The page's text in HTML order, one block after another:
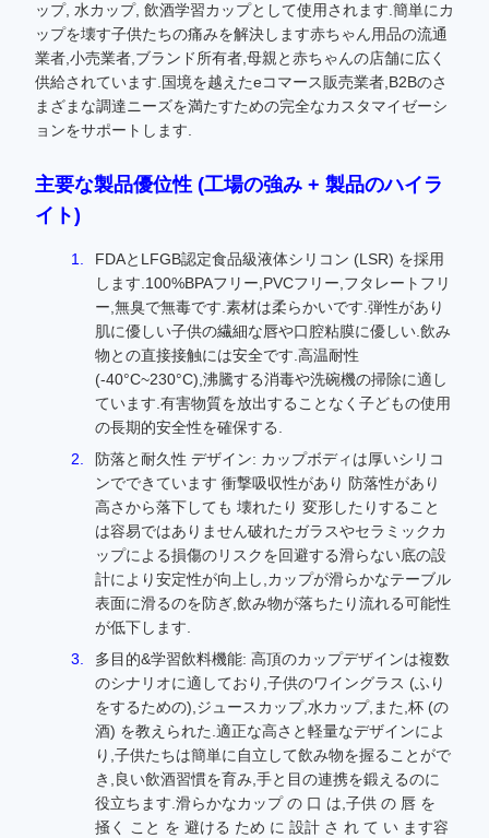
ップ, 水カップ, 飲酒学習カップとして使用されます.簡単にカ
ップを壊す子供たちの痛みを解決します赤ちゃん用品の流通
業者,小売業者,ブランド所有者,母親と赤ちゃんの店舗に広く
供給されています.国境を越えたeコマース販売業者,B2Bのさ
まざまな調達ニーズを満たすための完全なカスタマイゼーシ
ョンをサポートします.
主要な製品優位性 (工場の強み + 製品のハイラ
イト)
FDAとLFGB認定食品級液体シリコン (LSR) を採用
します.100%BPAフリー,PVCフリー,フタレートフリ
ー,無臭で無毒です.素材は柔らかいです.弾性があり
肌に優しい子供の繊細な唇や口腔粘膜に優しい.飲み
物との直接接触には安全です.高温耐性
(-40°C~230°C),沸騰する消毒や洗碗機の掃除に適し
ています.有害物質を放出することなく子どもの使用
の長期的安全性を確保する.
防落と耐久性 デザイン: カップボディは厚いシリコ
ンでできています 衝撃吸収性があり 防落性があり
高さから落下しても 壊れたり 変形したりすること
は容易ではありません破れたガラスやセラミックカ
ップによる損傷のリスクを回避する滑らない底の設
計により安定性が向上し,カップが滑らかなテーブル
表面に滑るのを防ぎ,飲み物が落ちたり流れる可能性
が低下します.
多目的&学習飲料機能: 高頂のカップデザインは複数
のシナリオに適しており,子供のワイングラス (ふり
をするための),ジュースカップ,水カップ,また,杯 (の
酒) を教えられた.適正な高さと軽量なデザインによ
り,子供たちは簡単に自立して飲み物を握ることがで
き,良い飲酒習慣を育み,手と目の連携を鍛えるのに
役立ちます.滑らかなカップ の 口 は,子供 の 唇 を
掻く こと を 避ける ため に 設計 さ れ て い ます容